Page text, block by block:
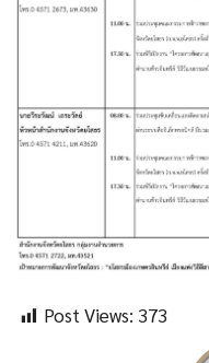
Post Views: 373